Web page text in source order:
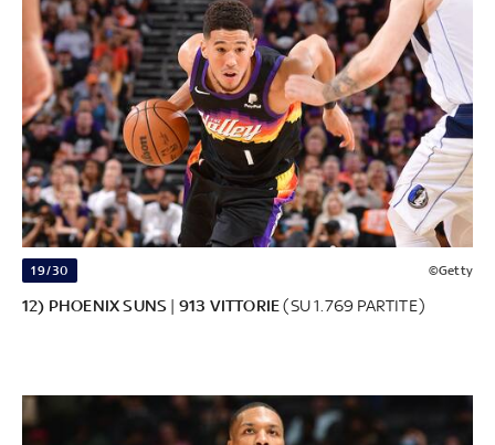
19/30 ©Getty
12) PHOENIX SUNS | 913 VITTORIE(SU 1.769 PARTITE)